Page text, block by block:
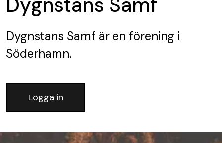
Dygnstans Samf är en förening i
Söderhamn.
Logga in